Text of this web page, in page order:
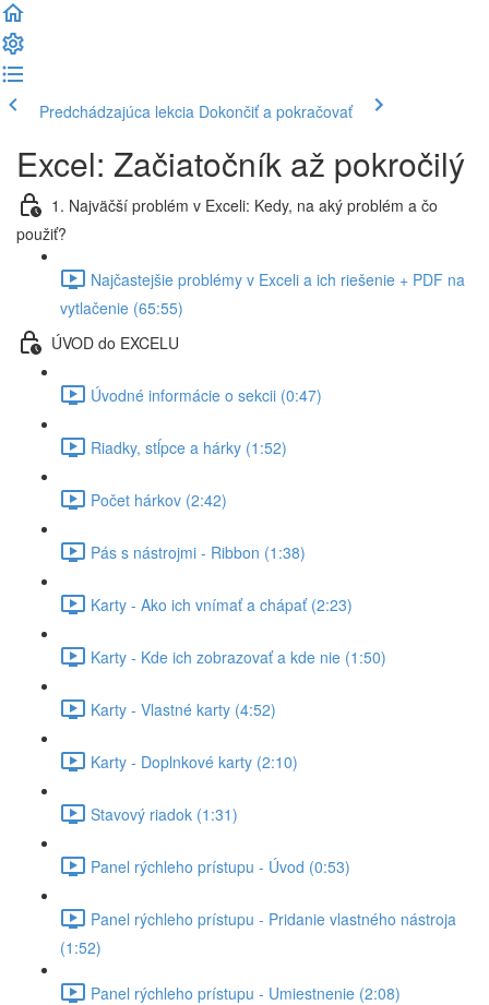
Predchádzajúca lekcia Dokončiť a pokračovať
Excel: Začiatočník až pokročilý
1. Najväčší problém v Exceli: Kedy, na aký problém a čo
použiť?
Najčastejšie problémy v Exceli a ich riešenie + PDF na
vytlačenie (65:55)
ÚVOD do EXCELU
Úvodné informácie o sekcii (0:47)
Riadky, stĺpce a hárky (1:52)
Počet hárkov (2:42)
Pás s nástrojmi - Ribbon (1:38)
Karty - Ako ich vnímať a chápať (2:23)
Karty - Kde ich zobrazovať a kde nie (1:50)
Karty - Vlastné karty (4:52)
Karty - Doplnkové karty (2:10)
Stavový riadok (1:31)
Panel rýchleho prístupu - Úvod (0:53)
Panel rýchleho prístupu - Pridanie vlastného nástroja
(1:52)
Panel rýchleho prístupu - Umiestnenie (2:08)